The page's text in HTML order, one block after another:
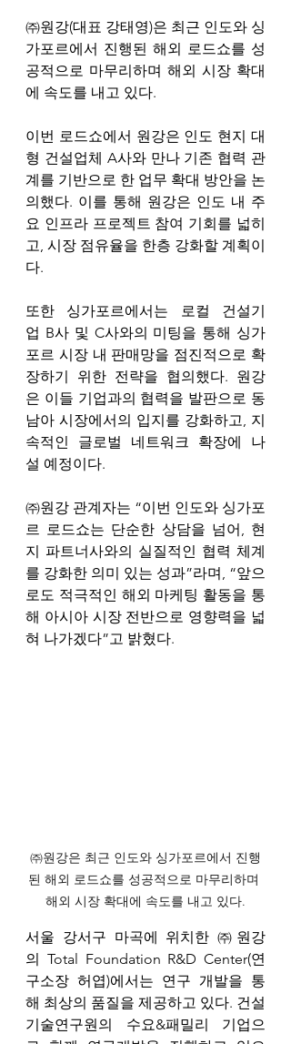
㈜원강(대표 강태영)은 최근 인도와 싱
가포르에서 진행된 해외 로드쇼를 성
공적으로 마무리하며 해외 시장 확대
에 속도를 내고 있다.
이번 로드쇼에서 원강은 인도 현지 대
형 건설업체 A사와 만나 기존 협력 관
계를 기반으로 한 업무 확대 방안을 논
의했다. 이를 통해 원강은 인도 내 주
요 인프라 프로젝트 참여 기회를 넓히
고, 시장 점유율을 한층 강화할 계획이
다.
또한 싱가포르에서는 로컬 건설기
업 B사 및 C사와의 미팅을 통해 싱가
포르 시장 내 판매망을 점진적으로 확
장하기 위한 전략을 협의했다. 원강
은 이들 기업과의 협력을 발판으로 동
남아 시장에서의 입지를 강화하고, 지
속적인 글로벌 네트워크 확장에 나
설 예정이다.
㈜원강 관계자는 “이번 인도와 싱가포
르 로드쇼는 단순한 상담을 넘어, 현
지 파트너사와의 실질적인 협력 체계
를 강화한 의미 있는 성과”라며, “앞으
로도 적극적인 해외 마케팅 활동을 통
해 아시아 시장 전반으로 영향력을 넓
혀 나가겠다”고 밝혔다.
㈜원강은 최근 인도와 싱가포르에서 진행
된 해외 로드쇼를 성공적으로 마무리하며
해외 시장 확대에 속도를 내고 있다.
서울 강서구 마곡에 위치한 ㈜원강
의 Total Foundation R&D Center(연
구소장 허엽)에서는 연구 개발을 통
해 최상의 품질을 제공하고 있다. 건설
기술연구원의 수요&패밀리 기업으